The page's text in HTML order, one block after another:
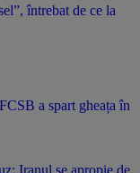
întrebat de ce la
a spart gheața în
Iranul se apropie de